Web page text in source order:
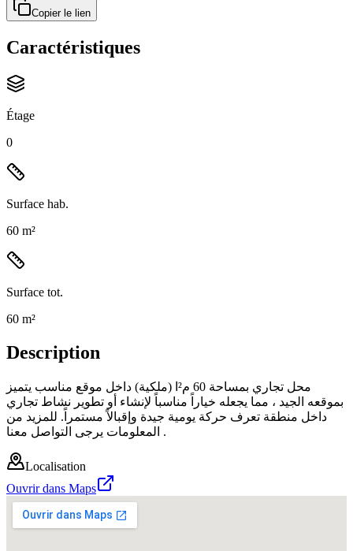
Copier le lien
Caractéristiques
Étage
0
Surface hab.
60 m²
Surface tot.
60 m²
Description
محل تجاري بمساحة 60 م²ا (ملكية) داخل موقع مناسب يتميز
بموقعه الجيد ، مما يجعله خياراً مناسباً لإنشاء أو تطوير نشاط تجاري
داخل منطقة تعرف حركة يومية جيدة وإقبالاً مستمراً. للمزيد من
المعلومات يرجى التواصل معنا .
Localisation
Ouvrir dans Maps